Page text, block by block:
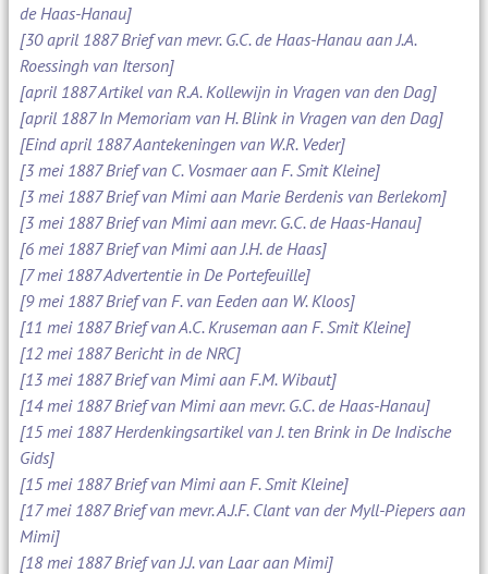
de Haas-Hanau]
[30 april 1887 Brief van mevr. G.C. de Haas-Hanau aan J.A.
Roessingh van Iterson]
[april 1887 Artikel van R.A. Kollewijn in Vragen van den Dag]
[april 1887 In Memoriam van H. Blink in Vragen van den Dag]
[Eind april 1887 Aantekeningen van W.R. Veder]
[3 mei 1887 Brief van C. Vosmaer aan F. Smit Kleine]
[3 mei 1887 Brief van Mimi aan Marie Berdenis van Berlekom]
[3 mei 1887 Brief van Mimi aan mevr. G.C. de Haas-Hanau]
[6 mei 1887 Brief van Mimi aan J.H. de Haas]
[7 mei 1887 Advertentie in De Portefeuille]
[9 mei 1887 Brief van F. van Eeden aan W. Kloos]
[11 mei 1887 Brief van A.C. Kruseman aan F. Smit Kleine]
[12 mei 1887 Bericht in de NRC]
[13 mei 1887 Brief van Mimi aan F.M. Wibaut]
[14 mei 1887 Brief van Mimi aan mevr. G.C. de Haas-Hanau]
[15 mei 1887 Herdenkingsartikel van J. ten Brink in De Indische
Gids]
[15 mei 1887 Brief van Mimi aan F. Smit Kleine]
[17 mei 1887 Brief van mevr. A.J.F. Clant van der Myll-Piepers aan
Mimi]
[18 mei 1887 Brief van J.J. van Laar aan Mimi]